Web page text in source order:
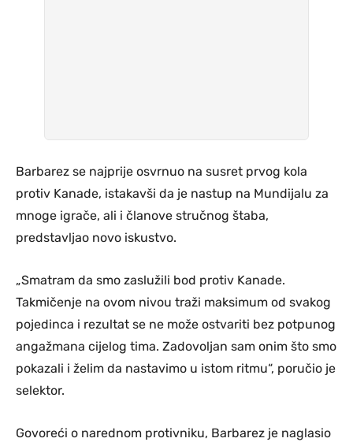
Barbarez se najprije osvrnuo na susret prvog kola
protiv Kanade, istakavši da je nastup na Mundijalu za
mnoge igrače, ali i članove stručnog štaba,
predstavljao novo iskustvo.
„Smatram da smo zaslužili bod protiv Kanade.
Takmičenje na ovom nivou traži maksimum od svakog
pojedinca i rezultat se ne može ostvariti bez potpunog
angažmana cijelog tima. Zadovoljan sam onim što smo
pokazali i želim da nastavimo u istom ritmu“, poručio je
selektor.
Govoreći o narednom protivniku, Barbarez je naglasio